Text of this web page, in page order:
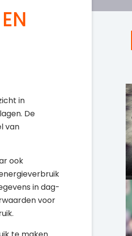
in
De
van
ook
in dag-
voor